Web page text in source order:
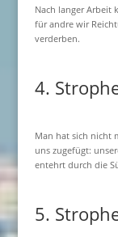
Nach langer Arbeit
für andre wir
verderben.
4.
Man hat sich nicht
uns zugefügt:
entehrt durch die
5.